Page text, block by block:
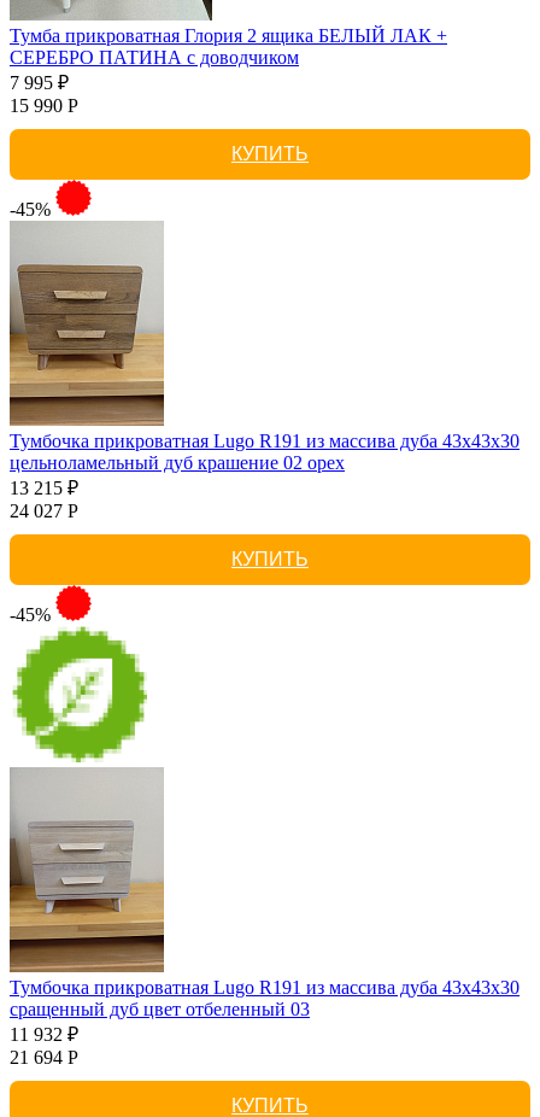
Тумба прикроватная Глория 2 ящика БЕЛЫЙ ЛАК +
СЕРЕБРО ПАТИНА с доводчиком
7 995 ₽
15 990 Р
КУПИТЬ
-45%
Тумбочка прикроватная Lugo R191 из массива дуба 43х43х30
цельноламельный дуб крашение 02 орех
13 215 ₽
24 027 Р
КУПИТЬ
-45%
Тумбочка прикроватная Lugo R191 из массива дуба 43х43х30
сращенный дуб цвет отбеленный 03
11 932 ₽
21 694 Р
КУПИТЬ